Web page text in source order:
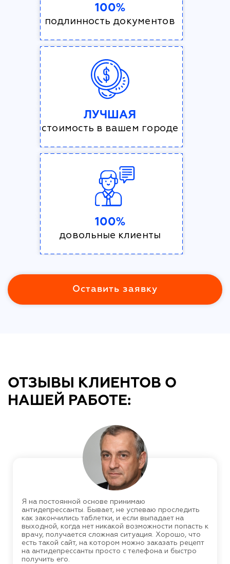
100%
подлинность документов
ЛУЧШАЯ
стоимость в вашем городе
100%
довольные клиенты
Оставить заявку
ОТЗЫВЫ КЛИЕНТОВ О
НАШЕЙ РАБОТЕ:
Я на постоянной основе принимаю
антидепрессанты. Бывает, не успеваю проследить
как закончились таблетки, и если выпадает на
выходной, когда нет никакой возможности попасть к
врачу, получается сложная ситуация. Хорошо, что
есть такой сайт, на котором можно заказать рецепт
на антидепрессанты просто с телефона и быстро
получить его.